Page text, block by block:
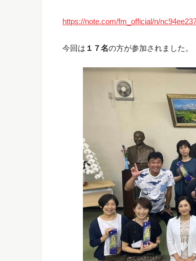
https://note.com/fm_official/n/
今回は １７名の方が参加されました。
バイタルファスティング
えま